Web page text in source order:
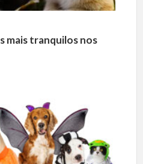
mais tranquilos nos